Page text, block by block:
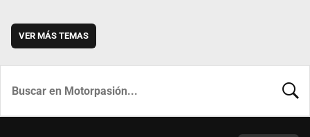
VER MÁS TEMAS